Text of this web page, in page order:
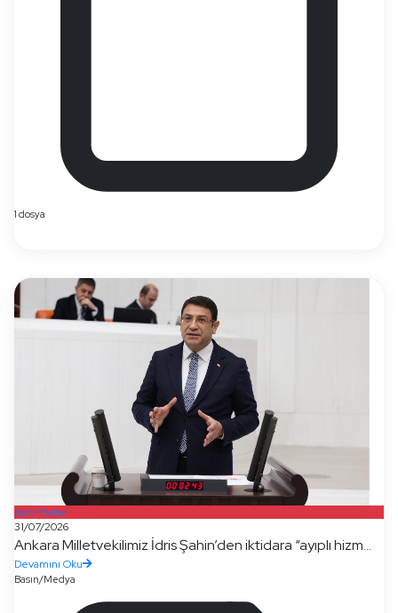
1 dosya
Basın/Medya
31/07/2026
Ankara Milletvekilimiz İdris Şahin’den iktidara “ayıplı hizm...
Devamını Oku
Basın/Medya